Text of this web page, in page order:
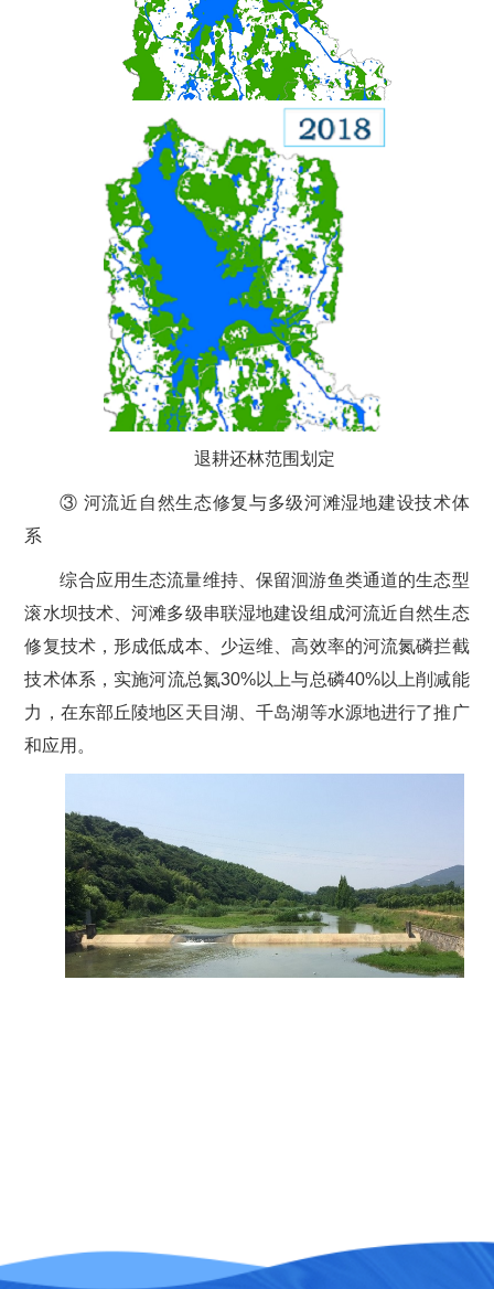
退耕还林范围划定
③ 河流近自然生态修复与多级河滩湿地建设技术体
系
综合应用生态流量维持、保留洄游鱼类通道的生态型
滚水坝技术、河滩多级串联湿地建设组成河流近自然生态
修复技术，形成低成本、少运维、高效率的河流氮磷拦截
技术体系，实施河流总氮30%以上与总磷40%以上削减能
力，在东部丘陵地区天目湖、千岛湖等水源地进行了推广
和应用。